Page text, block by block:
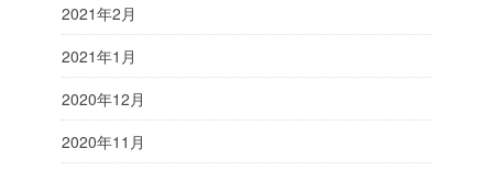
2021年2月
2021年1月
2020年12月
2020年11月